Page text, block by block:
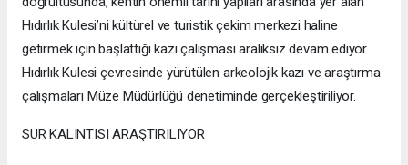
Hıdırlık Kulesi’ni kültürel ve turistik çekim merkezi haline
getirmek için başlattığı kazı çalışması aralıksız devam ediyor.
Hıdırlık Kulesi çevresinde yürütülen arkeolojik kazı ve araştırma
çalışmaları Müze Müdürlüğü denetiminde gerçekleştiriliyor.
SUR KALINTISI ARAŞTIRILIYOR